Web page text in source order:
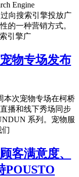
Engine
向搜索引擎投放广
的一种营销方式。
引擎广
物专场发布
本次宠物专场在柯桥
播和线下秀场同步
系列。宠物服
们
客满意度、
POUSTO